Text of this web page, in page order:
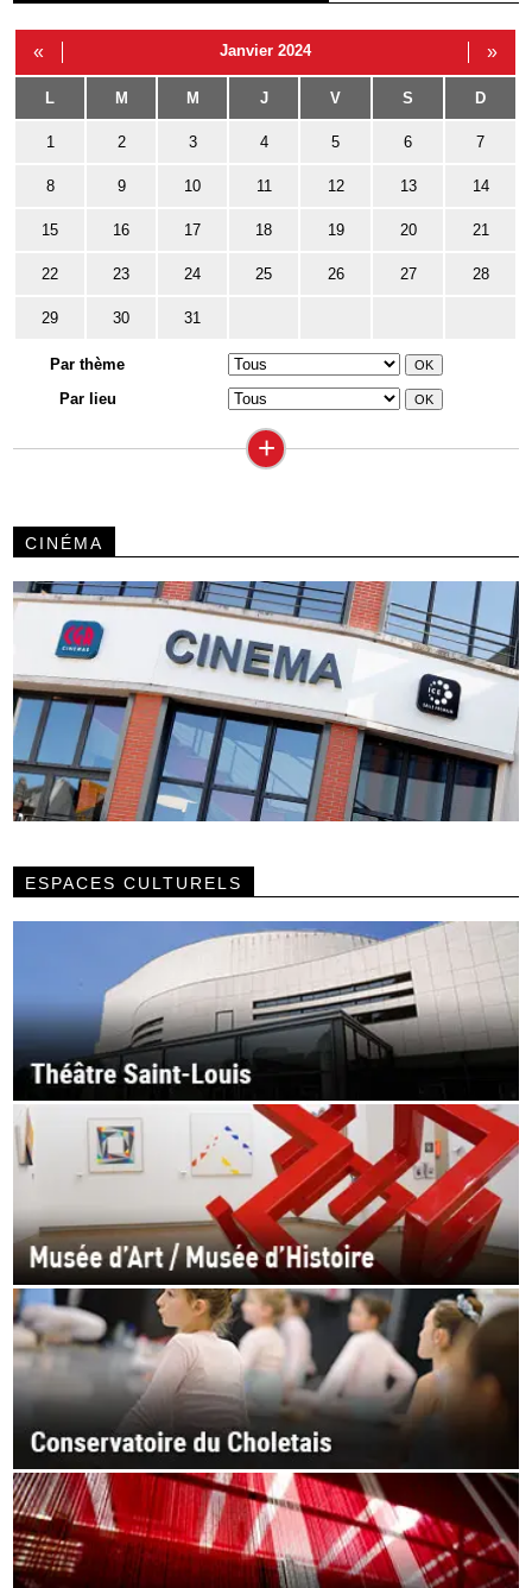
« Janvier 2024 »
L M M J V S D
1 2 3 4 5 6 7
8 9 10 11 12 13 14
15 16 17 18 19 20 21
22 23 24 25 26 27 28
29 30 31
Par thème
Par lieu
+
CINÉMA
ESPACES CULTURELS